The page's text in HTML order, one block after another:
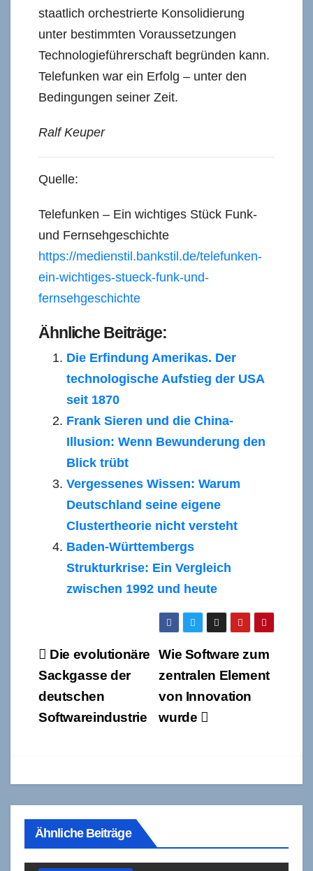
staatlich orchestrierte Konsolidierung
unter bestimmten Voraussetzungen
Technologieführerschaft begründen kann.
Telefunken war ein Erfolg – unter den
Bedingungen seiner Zeit.
Ralf Keuper
Quelle:
Telefunken – Ein wichtiges Stück Funk-
und Fernsehgeschichte
https://medienstil.bankstil.de/telefunken-
ein-wichtiges-stueck-funk-und-
fernsehgeschichte
Ähnliche Beiträge:
Die Erfindung Amerikas. Der
technologische Aufstieg der USA
seit 1870
Frank Sieren und die China-
Illusion: Wenn Bewunderung den
Blick trübt
Vergessenes Wissen: Warum
Deutschland seine eigene
Clustertheorie nicht versteht
Baden-Württembergs
Strukturkrise: Ein Vergleich
zwischen 1992 und heute
Beitragsnavigation
Wie Software zum
zentralen Element
von Innovation
wurde
Die evolutionäre
Sackgasse der
deutschen
Softwareindustrie
Ähnliche Beiträge